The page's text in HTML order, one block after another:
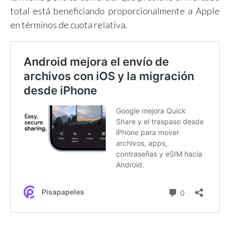
total está beneficiando proporcionalmente a Apple
en términos de cuota relativa.